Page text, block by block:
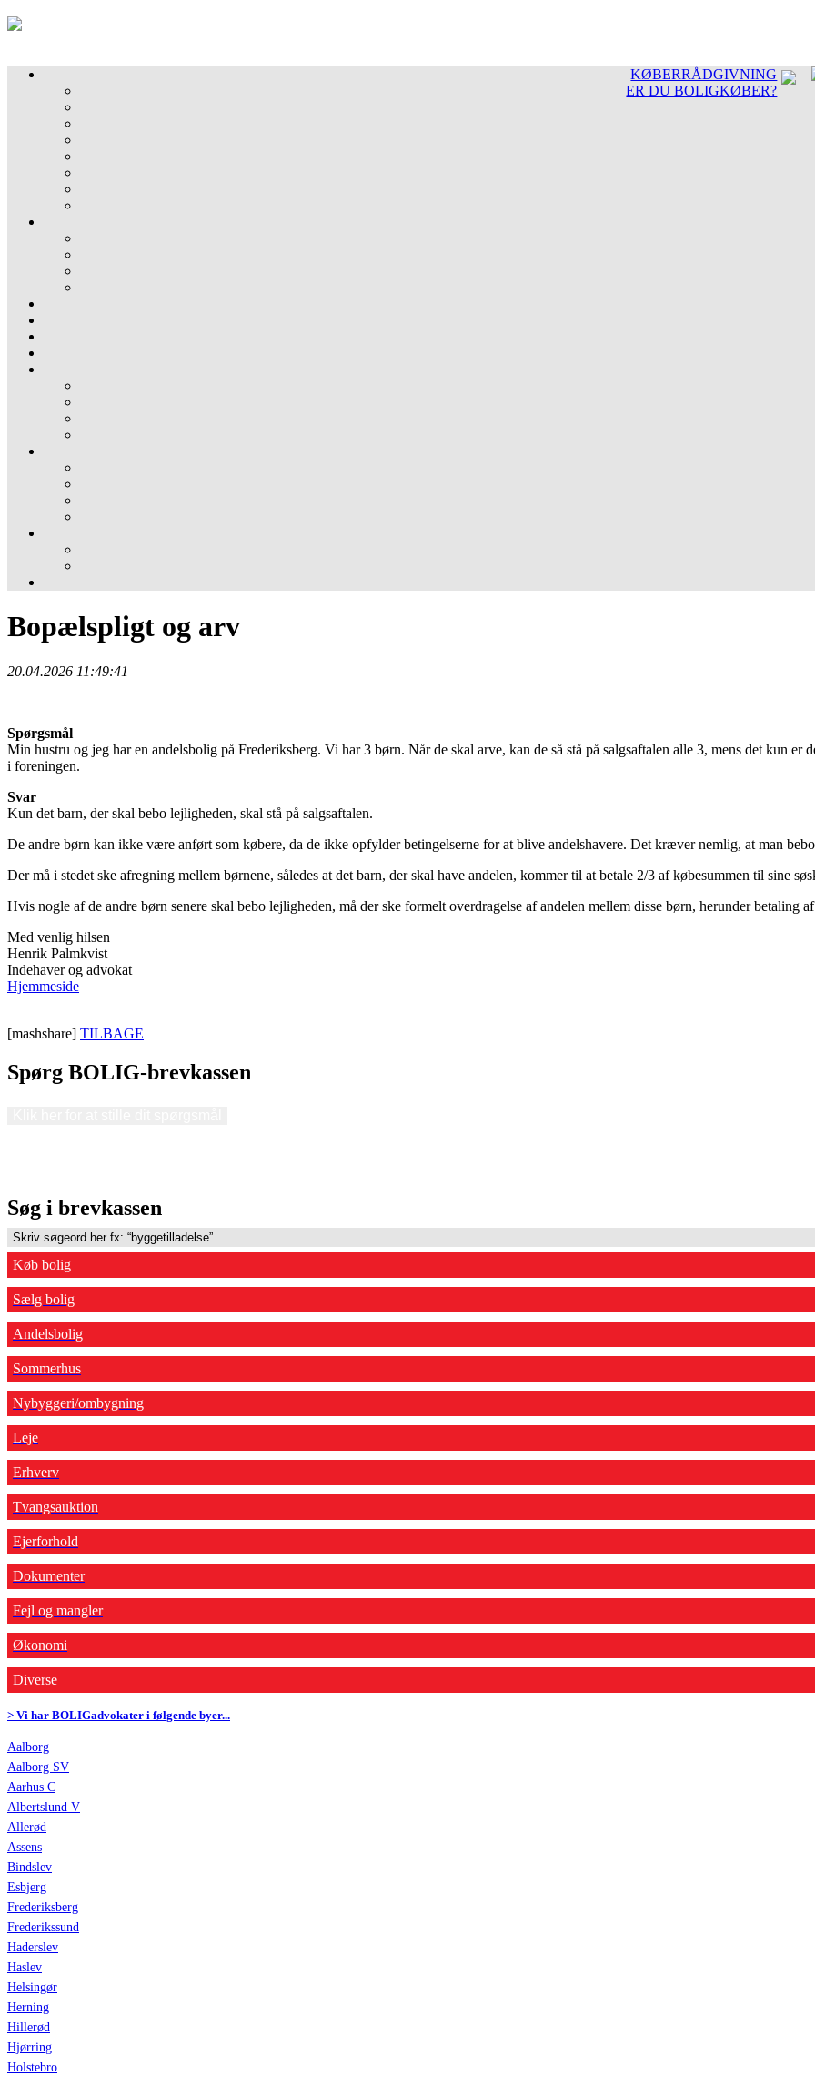
KØBERRÅDGIVNING
ER DU BOLIGKØBER?
Bopælspligt og arv
20.04.2026 11:49:41
Spørgsmål
Min hustru og jeg har en andelsbolig på Frederiksberg. Vi har 3 børn. Når de skal arve, kan de så stå på salgsaftalen alle 3, mens det kun
i foreningen.
Svar
Kun det barn, der skal bebo lejligheden, skal stå på salgsaftalen.
De andre børn kan ikke være anført som købere, da de ikke opfylder betingelserne for at blive andelshavere. Det kræver nemlig, at man
Der må i stedet ske afregning mellem børnene, således at det barn, der skal have andelen, kommer til at betale 2/3 af købesummen til sine
Hvis nogle af de andre børn senere skal bebo lejligheden, må der ske formelt overdragelse af andelen mellem disse børn, herunder betaling
Med venlig hilsen
Henrik Palmkvist
Indehaver og advokat
Hjemmeside
[mashshare] TILBAGE
Spørg BOLIG-brevkassen
Søg i brevkassen
Køb bolig
Sælg bolig
Andelsbolig
Sommerhus
Nybyggeri/ombygning
Leje
Erhverv
Tvangsauktion
Ejerforhold
Dokumenter
Fejl og mangler
Økonomi
Diverse
> Vi har BOLIGadvokater i følgende byer...
Aalborg
Aalborg SV
Aarhus C
Albertslund V
Allerød
Assens
Bindslev
Esbjerg
Frederiksberg
Frederikssund
Haderslev
Haslev
Helsingør
Herning
Hillerød
Hjørring
Holstebro